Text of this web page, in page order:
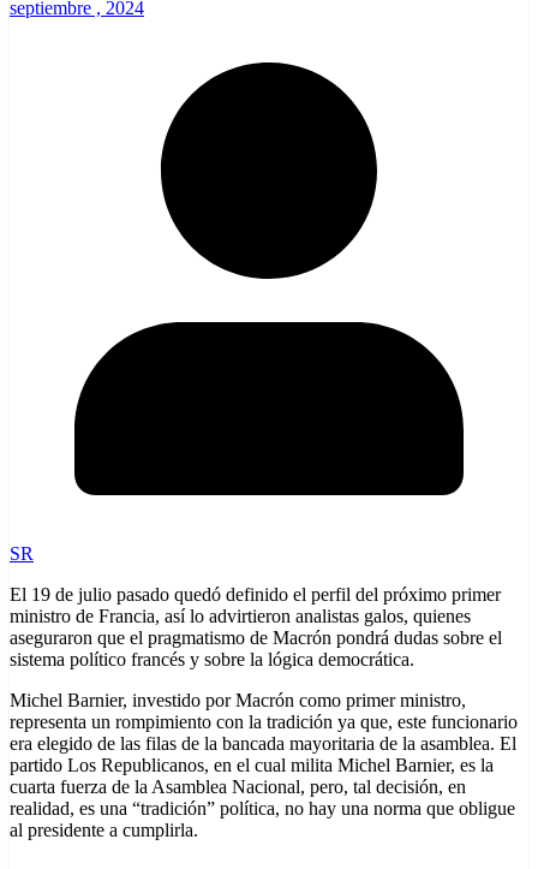
septiembre , 2024
SR
El 19 de julio pasado quedó definido el perfil del próximo primer
ministro de Francia, así lo advirtieron analistas galos, quienes
aseguraron que el pragmatismo de Macrón pondrá dudas sobre el
sistema político francés y sobre la lógica democrática.
Michel Barnier, investido por Macrón como primer ministro,
representa un rompimiento con la tradición ya que, este funcionario
era elegido de las filas de la bancada mayoritaria de la asamblea. El
partido Los Republicanos, en el cual milita Michel Barnier, es la
cuarta fuerza de la Asamblea Nacional, pero, tal decisión, en
realidad, es una “tradición” política, no hay una norma que obligue
al presidente a cumplirla.